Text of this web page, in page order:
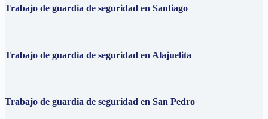
Trabajo de guardia de seguridad en Santiago
Trabajo de guardia de seguridad en Alajuelita
Trabajo de guardia de seguridad en San Pedro